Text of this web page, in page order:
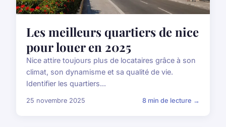
Les meilleurs quartiers de nice
pour louer en 2025
Nice attire toujours plus de locataires grâce à son
climat, son dynamisme et sa qualité de vie.
Identifier les quartiers...
25 novembre 2025 8 min de lecture →